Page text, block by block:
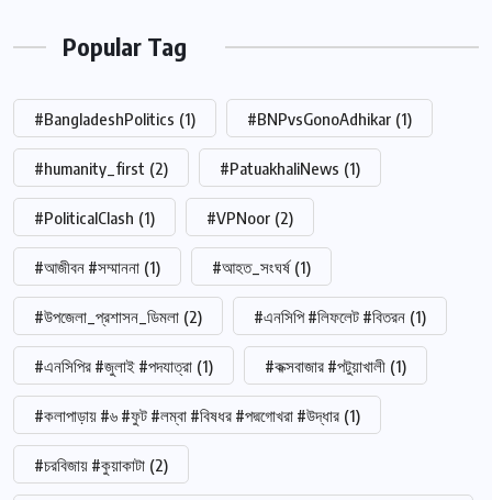
Popular Tag
#BangladeshPolitics (1) #BNPvsGonoAdhikar (1)
#humanity_first (2) #PatuakhaliNews (1)
#PoliticalClash (1) #VPNoor (2)
#আজীবন #সম্মাননা (1) #আহত_সংঘর্ষ (1)
#উপজেলা_প্রশাসন_ডিমলা (2) #এনসিপি #লিফলেট #বিতরন (1)
#এনসিপির #জুলাই #পদযাত্রা (1) #কক্সবাজার #পটুয়াখালী (1)
#কলাপাড়ায় #৬ #ফুট #লম্বা #বিষধর #পদ্মগোখরা #উদ্ধার (1)
#চরবিজায় #কুয়াকাটা (2)